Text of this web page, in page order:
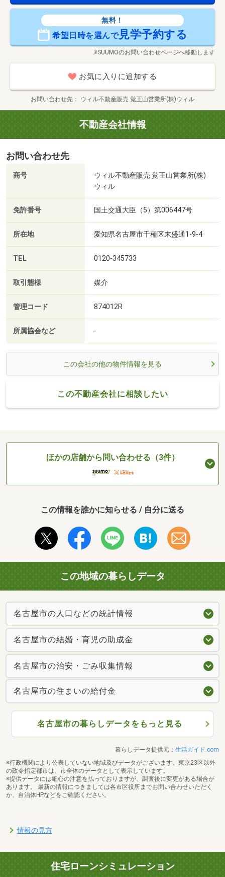
無料！
希望日時を選んで見学予約する
※SUUMOのお問い合わせページへ移動します
お気に入りに追加する
お問い合わせ先 ウィル不動産販売 覚王山営業所(株)ウィル
不動産会社情報
お問い合わせ先
商号
ウィル不動産販売 覚王山営業所(株)
ウィル
免許番号 国土交通大臣（5）第006447号
所在地 愛知県名古屋市千種区末盛通1-9-4
TEL 0120-345733
取引態様 媒介
管理コード 874012R
所属協会など -
この会社の他の物件情報を見る
この不動産会社に相談したい
ほかの店舗から問い合わせる（3件）
この情報を誰かに知らせる / 自分に送る
この地域の暮らしデータ
名古屋市の人口などの統計情報
名古屋市の結婚・育児の助成金
名古屋市の治安・ごみ収集情報
名古屋市の住まいの給付金
名古屋市の暮らしデータをもっと見る
暮らしデータ提供元： 生活ガイド.com
※行政機関により公表していない地域及びデータがございます。東京23区以外
の政令指定都市は、市全体のデータとして表示しています。
※提供データには細心の注意を払っておりますが、調査後に変更がある場合が
あります。 最新の情報につきましては各市区役所までお問い合わせいただく
か、自治体HPなどをご確認ください。
情報の見方
住宅ローンシミュレーション